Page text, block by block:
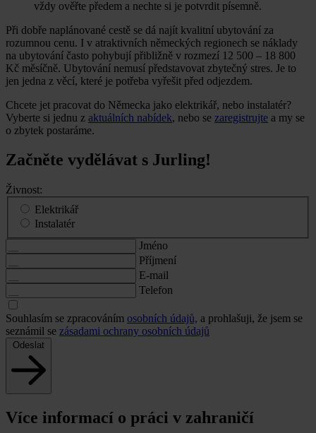
vždy ověřte předem a nechte si je potvrdit písemně.
Při dobře naplánované cestě se dá najít kvalitní ubytování za
rozumnou cenu. I v atraktivních německých regionech se náklady
na ubytování často pohybují přibližně v rozmezí 12 500 – 18 800
Kč měsíčně. Ubytování nemusí představovat zbytečný stres. Je to
jen jedna z věcí, které je potřeba vyřešit před odjezdem.
Chcete jet pracovat do Německa jako elektrikář, nebo instalatér?
Vyberte si jednu z aktuálních nabídek, nebo se zaregistrujte a my se
o zbytek postaráme.
Začněte vydělávat s Jurling!
Živnost:
Elektrikář
Instalatér
Jméno
Příjmení
E-mail
Telefon
Souhlasím se zpracováním osobních údajů, a prohlašuji, že jsem se
seznámil se zásadami ochrany osobních údajů
Odeslat
Více informací o práci v zahraničí